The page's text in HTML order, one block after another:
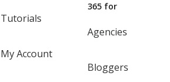
Tutorials
My Account
365 for
Agencies
Bloggers